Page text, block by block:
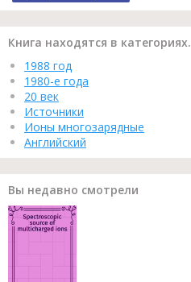
Книга находятся в категориях.
1988 год
1980-е года
20 век
Источники
Ионы многозарядные
Английский
Вы недавно смотрели